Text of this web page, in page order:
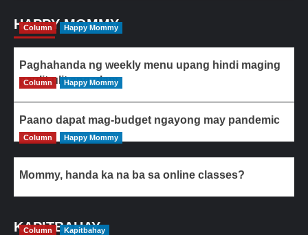
HAPPY MOMMY
Column Happy Mommy
Paghahanda ng weekly menu upang hindi maging
paulit-ulit ang ulam
Column Happy Mommy
Paano dapat mag-budget ngayong may pandemic
Column Happy Mommy
Mommy, handa ka na ba sa online classes?
KAPITBAHAY
Column Kapitbahay